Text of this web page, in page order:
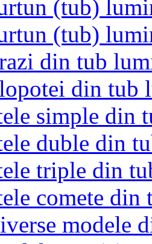
(tub)
(tub)
din tub
din tub
simple din
duble din
triple din
comete din
modele